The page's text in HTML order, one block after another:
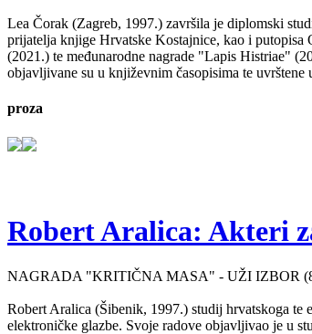
Lea Čorak (Zagreb, 1997.) završila je diplomski
prijatelja knjige Hrvatske Kostajnice, kao i
(2021.) te međunarodne nagrade "Lapis Histriae"
objavljivane su u književnim časopisima te
proza
Robert Aralica: Akteri
NAGRADA "KRITIČNA MASA" - UŽI IZBOR
Robert Aralica (Šibenik, 1997.) studij hrvatskoga
elektroničke glazbe. Svoje radove objavljivao je u